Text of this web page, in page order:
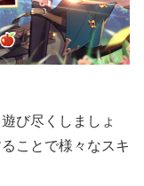
び尽くしましょ
ことで様々なスキ